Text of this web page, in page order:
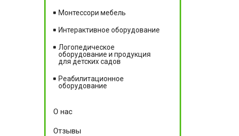
Монтессори мебель
Интерактивное оборудование
Логопедическое
оборудование и продукция
для детских садов
Реабилитационное
оборудование
О нас
Отзывы